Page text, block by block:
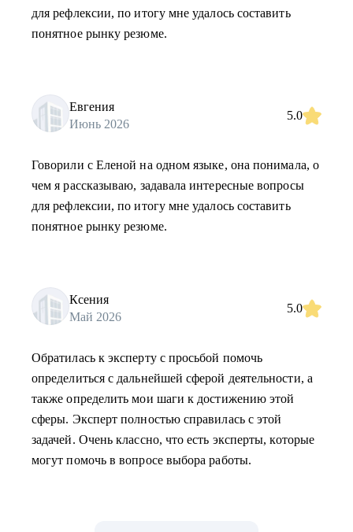
для рефлексии, по итогу мне удалось составить
понятное рынку резюме.
Евгения
Июнь 2026
5.0
Говорили с Еленой на одном языке, она понимала, о
чем я рассказываю, задавала интересные вопросы
для рефлексии, по итогу мне удалось составить
понятное рынку резюме.
Ксения
Май 2026
5.0
Обратилась к эксперту с просьбой помочь
определиться с дальнейшей сферой деятельности, а
также определить мои шаги к достижению этой
сферы. Эксперт полностью справилась с этой
задачей. Очень классно, что есть эксперты, которые
могут помочь в вопросе выбора работы.